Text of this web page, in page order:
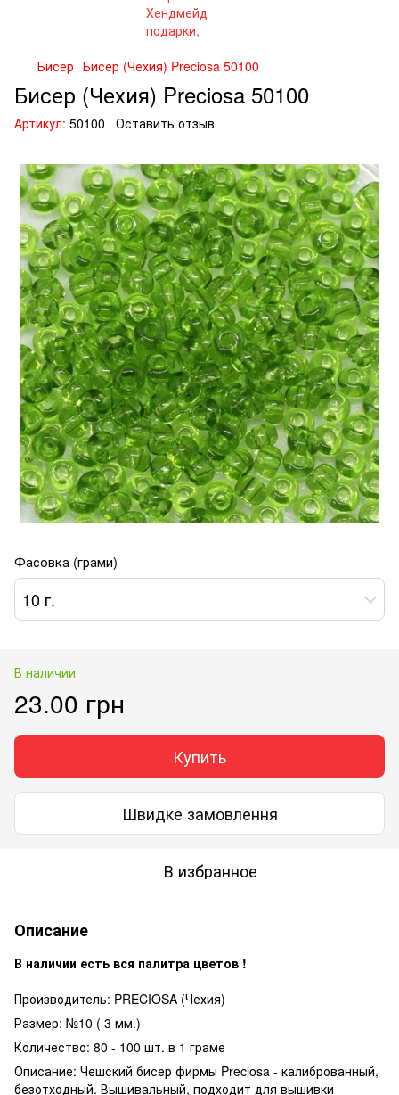
Бисер Бисер (Чехия) Preciosa 50100
Бисер (Чехия) Preciosa 50100
Артикул: 50100 Оставить отзыв
Фасовка (грами)
10 г.
В наличии
23.00 грн
Купить
Швидке замовлення
В избранное
Описание
В наличии есть вся палитра цветов !
Производитель: PRECIOSA (Чехия)
Размер: №10 ( 3 мм.)
Количество: 80 - 100 шт. в 1 граме
Описание: Чешский бисер фирмы Preciosa - калиброванный,
безотходный. Вышивальный, подходит для вышивки